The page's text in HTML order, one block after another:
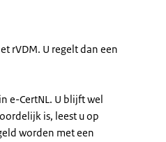
rVDM. U regelt dan een
e-CertNL. U blijft wel
is, leest u op
worden met een